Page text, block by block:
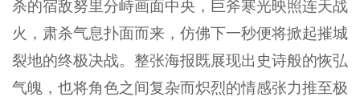
杀的宿敌努里分峙画面中央，巨斧寒光映照连天战
火，肃杀气息扑面而来，仿佛下一秒便将掀起摧城
裂地的终极决战。整张海报既展现出史诗般的恢弘
气魄，也将角色之间复杂而炽烈的情感张力推至极